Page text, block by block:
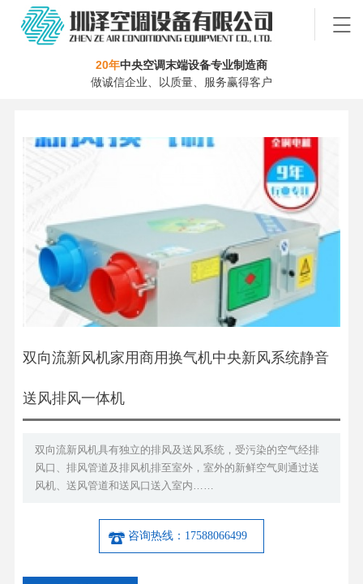
20年中央空调末端设备专业制造商
做诚信企业、以质量、服务赢得客户
双向流新风机家用商用换气机中央新风系统静音
送风排风一体机
双向流新风机具有独立的排风及送风系统，受污染的空气经排
风口、排风管道及排风机排至室外，室外的新鲜空气则通过送
风机、送风管道和送风口送入室内……
咨询热线：17588066499